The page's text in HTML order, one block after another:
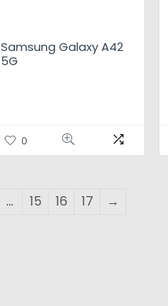
Samsung Galaxy A42
5G
0
… 15 16 17 →